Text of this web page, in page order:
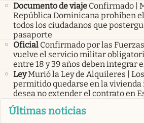
Documento de viaje Confirmado |
República Dominicana prohíben
todos los ciudadanos que
pasaporte
Oficial Confirmado por las
vuelve el servicio militar
entre 18 y 39 años deben integrar
LeyMurió la Ley de Alquileres |
permitido quedarse en la vivienda
desea no extender el contrato en
Últimas noticias